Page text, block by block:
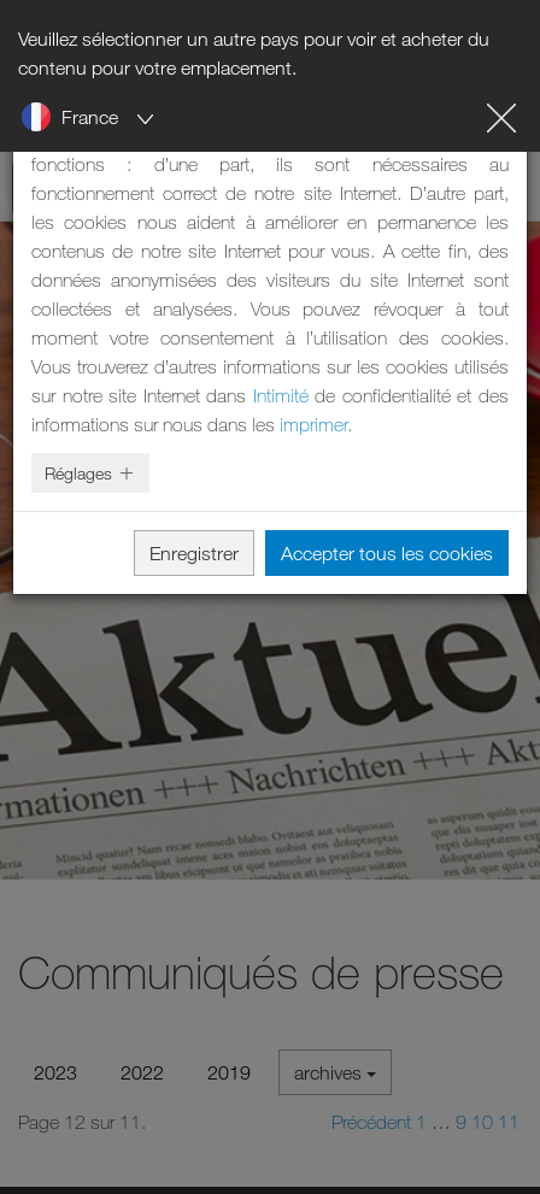
Veuillez sélectionner un autre pays pour voir et acheter du
contenu pour votre emplacement.
France
Communiqués de presse
2023 2022 2019 archives
Page 12 sur 11. Précédent 1 … 9 10 11
Informations sur les cookies
Notre site Internet utilise des cookies. Les cookies ont deux
fonctions : d’une part, ils sont nécessaires au
fonctionnement correct de notre site Internet. D’autre part,
les cookies nous aident à améliorer en permanence les
contenus de notre site Internet pour vous. A cette fin, des
données anonymisées des visiteurs du site Internet sont
collectées et analysées. Vous pouvez révoquer à tout
moment votre consentement à l’utilisation des cookies.
Vous trouverez d’autres informations sur les cookies utilisés
sur notre site Internet dans Intimitéde confidentialité et des
informations sur nous dans les imprimer.
Réglages
Enregistrer Accepter tous les cookies